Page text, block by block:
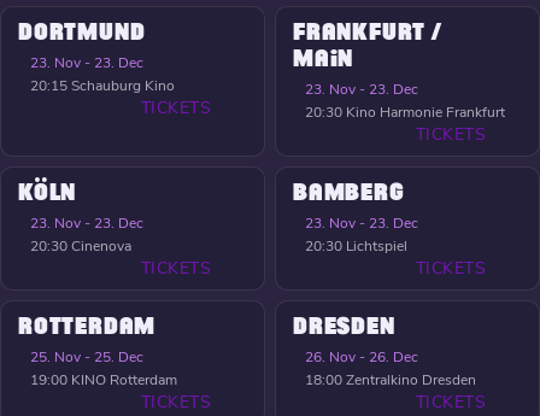
DORTMUND
23. Nov - 23. Dec
20:15Schauburg Kino
TICKETS
FRANKFURT /
MAIN
23. Nov - 23. Dec
20:30 Kino Harmonie Frankfurt
TICKETS
KÖLN
23. Nov - 23. Dec
20:30Cinenova
TICKETS
BAMBERG
23. Nov - 23. Dec
20:30 Lichtspiel
TICKETS
ROTTERDAM
25. Nov - 25. Dec
19:00 KINO Rotterdam
TICKETS
DRESDEN
26. Nov - 26. Dec
18:00Zentralkino Dresden
TICKETS